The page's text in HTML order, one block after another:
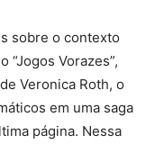
sobre o contexto
Vorazes”,
Veronica Roth, o
em uma saga
página. Nessa